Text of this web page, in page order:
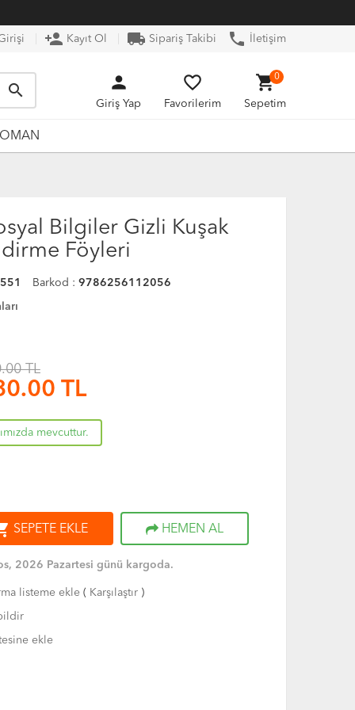
person_add Kayıt Ol local_shipping Sipariş Takibi phone İletişim
search person
Giriş Yap
favorite_border
Favorilerim
shopping_cart
Sepetim
0
Bilgiler Gizli Kuşak
Föyleri
Barkod : 9786256112056
TL
TL
mevcuttur.
SEPETE EKLE HEMEN AL
2026 Pazartesi günü kargoda.
listeme ekle( Karşılaştır)
ekle